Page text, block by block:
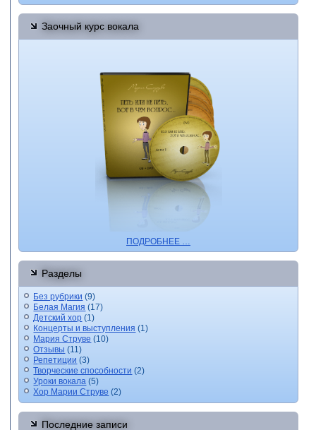
Заочный курс вокала
ПОДРОБНЕЕ …
Разделы
Без рубрики (9)
Белая Магия (17)
Детский хор (1)
Концерты и выступления (1)
Мария Струве (10)
Отзывы (11)
Репетиции (3)
Творческие способности (2)
Уроки вокала (5)
Хор Марии Струве (2)
Последние записи